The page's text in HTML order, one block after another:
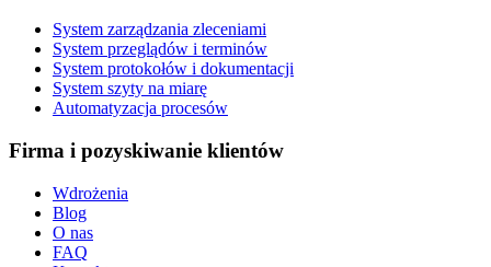
System zarządzania zleceniami
System przeglądów i terminów
System protokołów i dokumentacji
System szyty na miarę
Automatyzacja procesów
Firma i pozyskiwanie klientów
Wdrożenia
Blog
O nas
FAQ